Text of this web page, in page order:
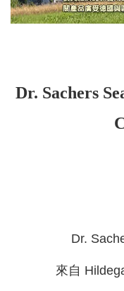
Dr. Sachers
Dr.
來自